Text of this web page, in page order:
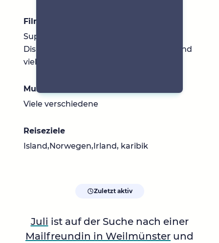
Filme & Serien
Supernatural, how i met your mother,
Disney,marvel,Harry Potter, shameles und
vieles mehr
Musik
Viele verschiedene
Reiseziele
Island,Norwegen,Irland, karibik
Zuletzt aktiv
Juli ist auf der Suche nach einer
Mailfreundin in Weilmünster und